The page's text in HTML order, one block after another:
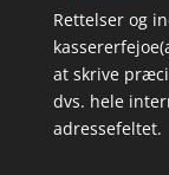
Rettelser og
at skrive
dvs. hele
adressefeltet.